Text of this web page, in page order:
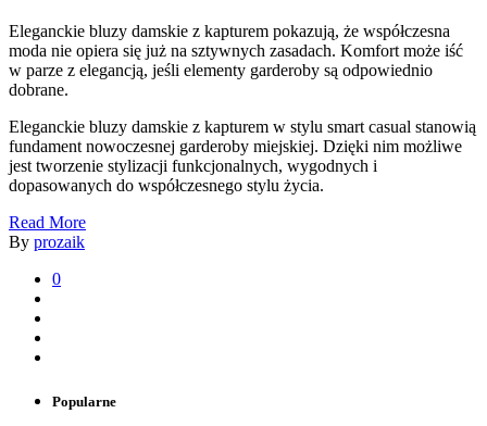
Eleganckie bluzy damskie z kapturem pokazują, że współczesna
moda nie opiera się już na sztywnych zasadach. Komfort może iść
w parze z elegancją, jeśli elementy garderoby są odpowiednio
dobrane.
Eleganckie bluzy damskie z kapturem w stylu smart casual stanowią
fundament nowoczesnej garderoby miejskiej. Dzięki nim możliwe
jest tworzenie stylizacji funkcjonalnych, wygodnych i
dopasowanych do współczesnego stylu życia.
Read More
By prozaik
0
Popularne